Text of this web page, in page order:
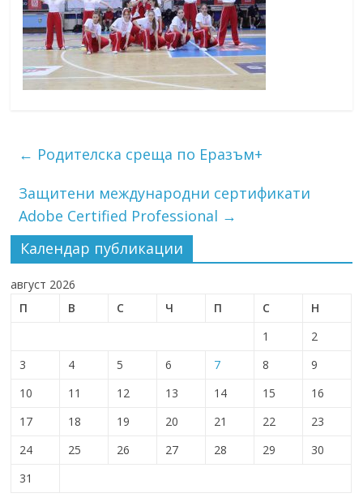
← Родителска среща по Еразъм+
Защитени международни сертификати
Adobe Certified Professional →
Календар публикации
август 2026
П
В С Ч П С
Н
1
2
3
4 5 6 7 8
9
10
11 12 13 14 15
16
17
18 19 20 21 22
23
24
25 26 27 28 29
30
31